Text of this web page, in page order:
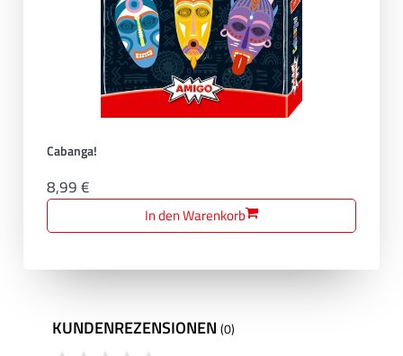
Cabanga!
8,99 €
In den Warenkorb
KUNDENREZENSIONEN(0)